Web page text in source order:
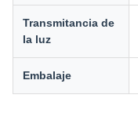
Transmitancia de
la luz
Embalaje